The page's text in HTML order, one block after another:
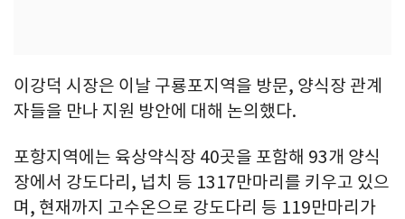
이강덕 시장은 이날 구룡포지역을 방문, 양식장 관계
자들을 만나 지원 방안에 대해 논의했다.
포항지역에는 육상약식장 40곳을 포함해 93개 양식
장에서 강도다리, 넙치 등 1317만마리를 키우고 있으
며, 현재까지 고수온으로 강도다리 등 119만마리가